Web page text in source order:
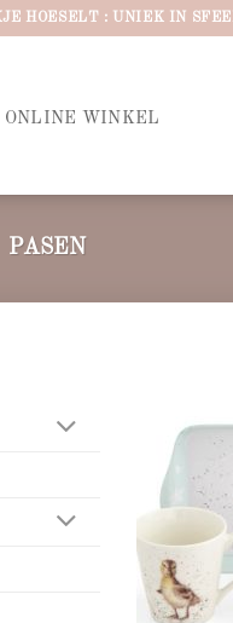
HOESELT : UNIEK IN
ONLINE WINKEL
PASEN